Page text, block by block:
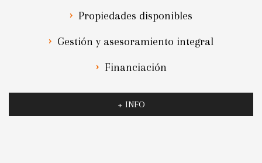
Propiedades disponibles
Gestión y asesoramiento integral
Financiación
+ INFO